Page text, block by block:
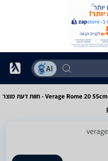
Verage Rome 20 55cm - חוות דעת מוצר